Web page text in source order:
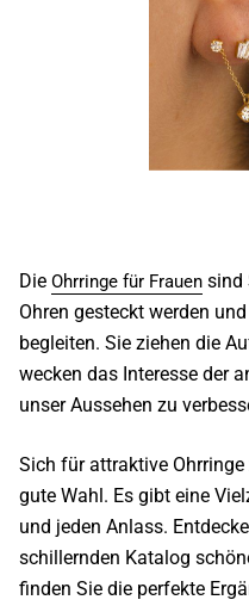
Die Ohrringe für Frauen sind
Ohren gesteckt werden
begleiten. Sie ziehen die
wecken das Interesse der
unser Aussehen zu
Sich für attraktive
gute Wahl. Es gibt eine
und jeden Anlass.
schillernden Katalog
finden Sie die perfekte